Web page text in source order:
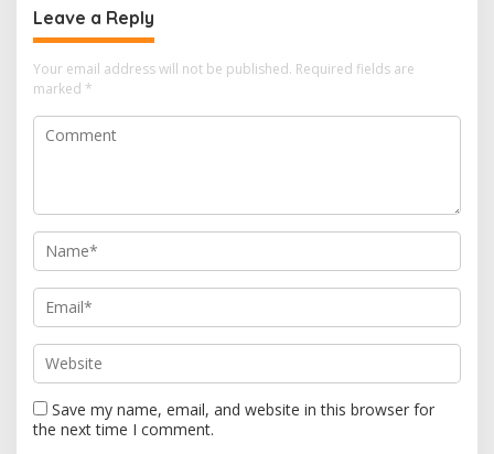
Leave a Reply
Your email address will not be published. Required fields are
marked *
Save my name, email, and website in this browser for
the next time I comment.